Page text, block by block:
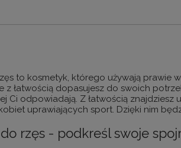
to kosmetyk, którego używają prawie
z łatwością dopasujesz do swoich
Ci odpowiadają. Z łatwością
uprawiających sport. Dzięki nim
rzęs - podkreśl swoje